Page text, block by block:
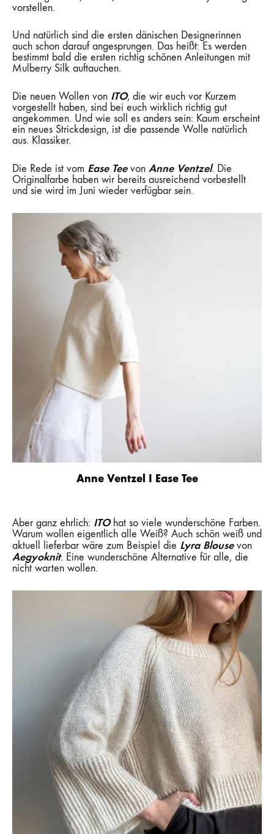
vorstellen.
Und natürlich sind die ersten dänischen Designerinnen
auch schon darauf angesprungen. Das heißt: Es werden
bestimmt bald die ersten richtig schönen Anleitungen mit
Mulberry Silk auftauchen.
Die neuen Wollen von ITO, die wir euch vor Kurzem
vorgestellt haben, sind bei euch wirklich richtig gut
angekommen. Und wie soll es anders sein: Kaum erscheint
ein neues Strickdesign, ist die passende Wolle natürlich
aus. Klassiker.
Die Rede ist vom Ease Teevon Anne Ventzel. Die
Originalfarbe haben wir bereits ausreichend vorbestellt
und sie wird im Juni wieder verfügbar sein.
Anne Ventzel I Ease Tee
Aber ganz ehrlich: ITOhat so viele wunderschöne Farben.
Warum wollen eigentlich alle Weiß? Auch schön weiß und
aktuell lieferbar wäre zum Beispiel die Lyra Blousevon
Aegyoknit. Eine wunderschöne Alternative für alle, die
nicht warten wollen.